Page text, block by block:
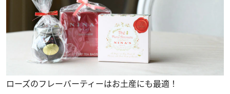
ローズのフレーバーティーはお土産にも最適！